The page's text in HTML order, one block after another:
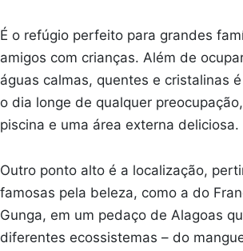
É o refúgio perfeito para grandes
amigos com crianças. Além de
águas calmas, quentes e cristalinas
o dia longe de qualquer
piscina e uma área externa deliciosa.
Outro ponto alto é a localização,
famosas pela beleza, como a do
Gunga, em um pedaço de Alagoas
diferentes ecossistemas – do